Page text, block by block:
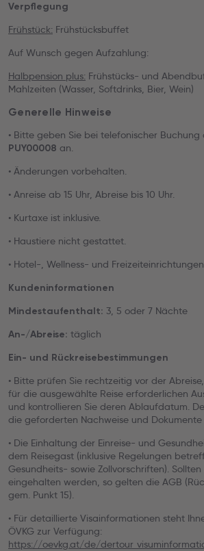
Verpflegung
Frühstück: Frühstücksbuffet
Auf Wunsch gegen Aufzahlung:
Halbpension plus: Frühstücks- und
Mahlzeiten (Wasser, Softdrinks, Bier, Wein)
Generelle Hinweise
• Bitte geben Sie bei telefonischer Buchung
PUY00008 an.
• Änderungen vorbehalten.
• Anreise ab 15 Uhr, Abreise bis 10 Uhr.
• Kurtaxe ist inklusive.
• Haustiere nicht gestattet.
• Hotel-, Wellness- und
Kundeninformationen
Mindestaufenthalt: 3, 5 oder 7 Nächte
An-/Abreise: täglich
Ein- und Rückreisebestimmungen
• Bitte prüfen Sie rechtzeitig vor der
für die ausgewählte Reise erforderlichen
und kontrollieren Sie deren Ablaufdatum.
die geforderten Nachweise und Dokumente
• Die Einhaltung der Einreise- und
dem Reisegast (inklusive Regelungen
Gesundheits- sowie Zollvorschriften).
eingehalten werden, so gelten die AGB
gem. Punkt 15).
• Für detaillierte Visainformationen steht
ÖVKG zur Verfügung:
https://oevkg.at/de/